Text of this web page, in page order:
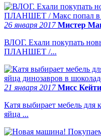
26 января 2017Мистер
ВЛОГ. Ехали покупать
ПЛАНШЕТ /...
21 января 2017Мисс Кейти
Катя выбирает мебель
яйца ...